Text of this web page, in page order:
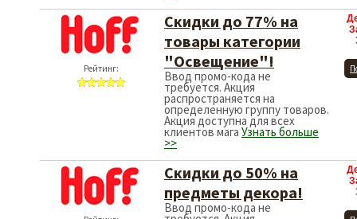
Рейтинг:
Скидки до 77% на
товары категории
"Освещение"!
Ввод промо-кода не
требуется. Акция
распространяется на
определенную группу товаров.
Акция доступна для всех
клиентов мага Узнать больше
>>
Скидки до 50% на
предметы декора!
Ввод промо-кода не